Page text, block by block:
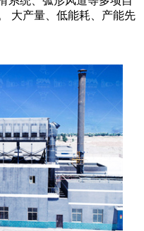
大产量、低能耗、产能先